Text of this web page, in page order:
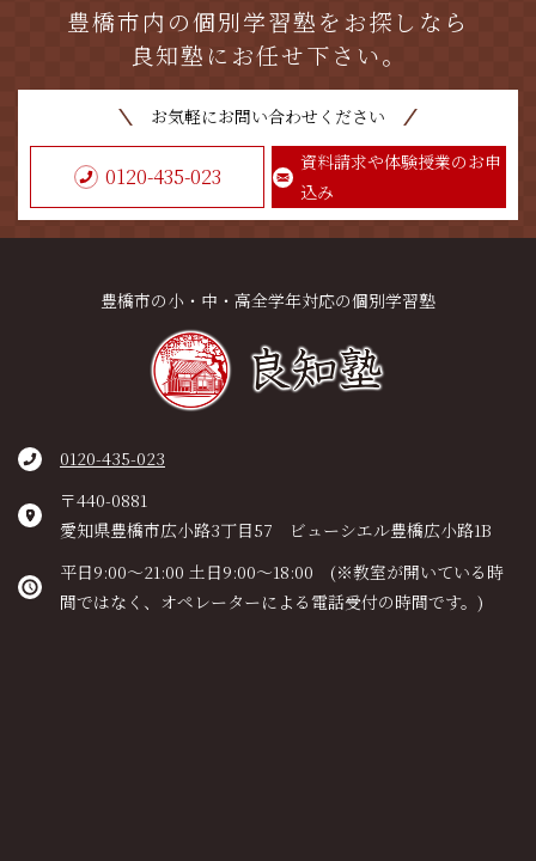
豊橋市内の個別学習塾をお探しなら
良知塾にお任せ下さい。
お気軽にお問い合わせください
0120-435-023
資料請求や体験授業のお申
込み
豊橋市の小・中・高全学年対応の個別学習塾
0120-435-023
〒440-0881
愛知県豊橋市広小路3丁目57 ビューシエル豊橋広小路1B
平日9:00～21:00 土日9:00～18:00 (※教室が開いている時
間ではなく、オペレーターによる電話受付の時間です。)